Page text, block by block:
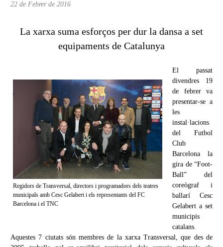
22 de Febrer de 2016
La xarxa suma esforços per dur la dansa a set
equipaments de Catalunya
Regidors de Transversal, directors i programadors dels teatres
municipals amb Cesc Gelabert i els representants del FC
Barcelona i el TNC
El passat
divendres 19
de febrer va
presentar-se a
les
instal·lacions
del Futbol
Club
Barcelona la
gira de “Foot-
Ball” del
coreògraf i
ballarí Cesc
Gelabert a set
municipis
catalans.
Aquestes 7 ciutats són membres de la xarxa Transversal, que des de